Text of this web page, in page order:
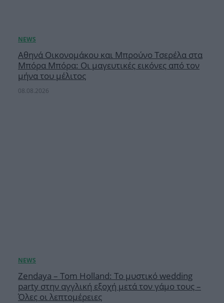
Αθηνά Οικονομάκου και Μπρούνο Τσερέλα στα
Μπόρα Μπόρα: Οι μαγευτικές εικόνες από τον
μήνα του μέλιτος
08.08.2026
Zendaya – Tom Holland: Το μυστικό wedding
party στην αγγλική εξοχή μετά τον γάμο τους –
Όλες οι λεπτομέρειες